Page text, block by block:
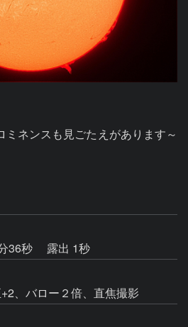
ミネンスも見ごたえがあります～
36秒
露出 1秒
、バロー２倍、直焦撮影